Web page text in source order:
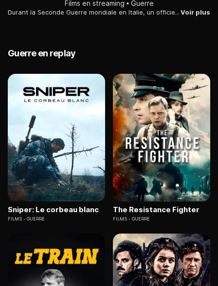
Films en streaming
Guerre
Durant la Seconde Guerre mondiale en Italie, un officier américain élabore un plan pour s'évader du camp militaire où il est retenu prisonnier...Voir plus
Guerre en replay
Sniper: Le corbeau blanc
FILMS GUERRE
The Resistance Fighter
FILMS GUERRE